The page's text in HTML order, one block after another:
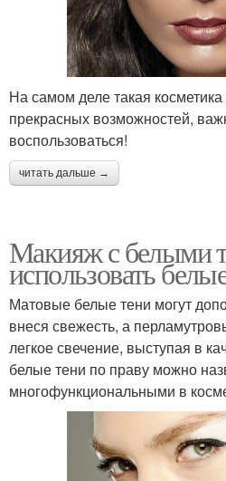
На самом деле такая
прекрасных возможностей,
воспользоваться!
читать дальше →
Макияж с белыми
использовать
Матовые белые тени могут
внеся свежесть, а
легкое свечение, выступая в
белые тени по праву можно
многофункциональными в